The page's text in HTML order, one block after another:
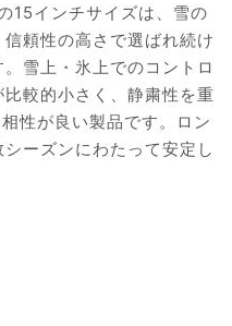
15インチサイズは、雪の
頼性の高さで選ばれ続け
雪上・氷上でのコントロ
較的小さく、静粛性を重
性が良い製品です。ロン
ーズンにわたって安定し